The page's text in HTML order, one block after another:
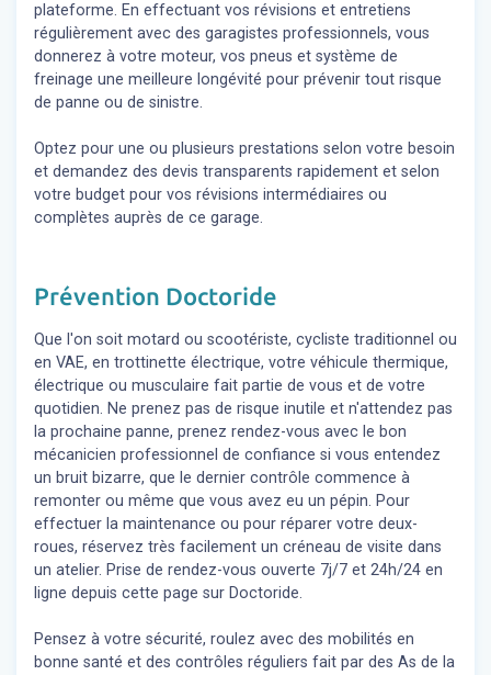
plateforme. En effectuant vos révisions et entretiens
régulièrement avec des garagistes professionnels, vous
donnerez à votre moteur, vos pneus et système de
freinage une meilleure longévité pour prévenir tout risque
de panne ou de sinistre.
Optez pour une ou plusieurs prestations selon votre besoin
et demandez des devis transparents rapidement et selon
votre budget pour vos révisions intermédiaires ou
complètes auprès de ce garage.
Prévention Doctoride
Que l'on soit motard ou scootériste, cycliste traditionnel ou
en VAE, en trottinette électrique, votre véhicule thermique,
électrique ou musculaire fait partie de vous et de votre
quotidien. Ne prenez pas de risque inutile et n'attendez pas
la prochaine panne, prenez rendez-vous avec le bon
mécanicien professionnel de confiance si vous entendez
un bruit bizarre, que le dernier contrôle commence à
remonter ou même que vous avez eu un pépin. Pour
effectuer la maintenance ou pour réparer votre deux-
roues, réservez très facilement un créneau de visite dans
un atelier. Prise de rendez-vous ouverte 7j/7 et 24h/24 en
ligne depuis cette page sur Doctoride.
Pensez à votre sécurité, roulez avec des mobilités en
bonne santé et des contrôles réguliers fait par des As de la